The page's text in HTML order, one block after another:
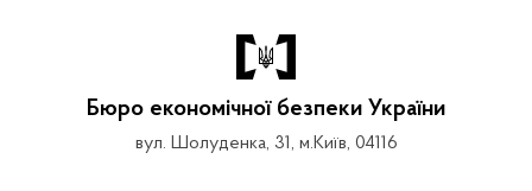
Бюро економічної безпеки України
вул. Шолуденка, 31, м.Київ, 04116